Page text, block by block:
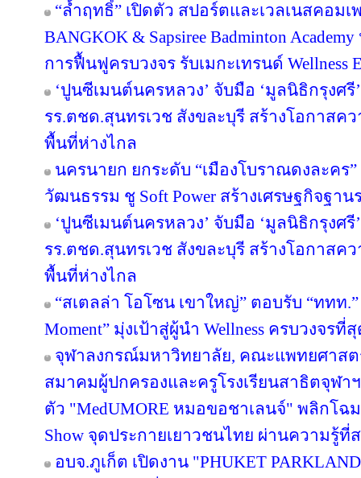
“ล้ำฤทธิ์” เปิดตัว สปอร์ตและเวลเนสคอม
BANGKOK & Sapsiree Badminton
การฟื้นฟูครบวงจร รับเมกะเทรนด์ Wellness
‘ปูนซีเมนต์นครหลวง’ จับมือ ‘มูลนิธิกรุงศรี
รร.ตชด.สุนทรเวช สังขละบุรี สร้างโอกาสค
พื้นที่ห่างไกล
นครนายก ยกระดับ “เมืองโบราณดงละคร
วัฒนธรรม ชู Soft Power สร้างเศรษฐกิจฐา
‘ปูนซีเมนต์นครหลวง’ จับมือ ‘มูลนิธิกรุงศรี
รร.ตชด.สุนทรเวช สังขละบุรี สร้างโอกาสค
พื้นที่ห่างไกล
“สเตลล่า โอโซน เขาใหญ่” ตอบรับ “ททท.”
Moment” มุ่งเป้าสู่ผู้นำ Wellness ครบวงจร
จุฬาลงกรณ์มหาวิทยาลัย, คณะแพทยศาส
สมาคมผู้ปกครองและครูโรงเรียนสาธิตจุฬา
ตัว "MedUMORE หมอขอชาเลนจ์" พลิกโฉม
Show จุดประกายเยาวชนไทย ผ่านความรู้ที่
อบจ.ภูเก็ต เปิดงาน "PHUKET